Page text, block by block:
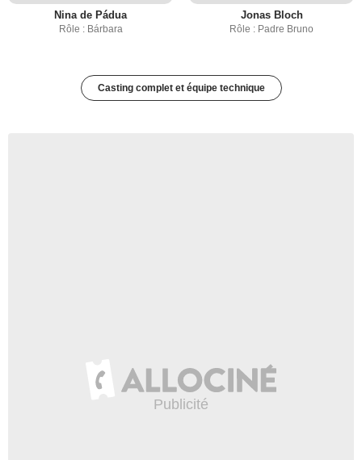
Nina de Pádua
Rôle : Bárbara
Jonas Bloch
Rôle : Padre Bruno
Casting complet et équipe technique